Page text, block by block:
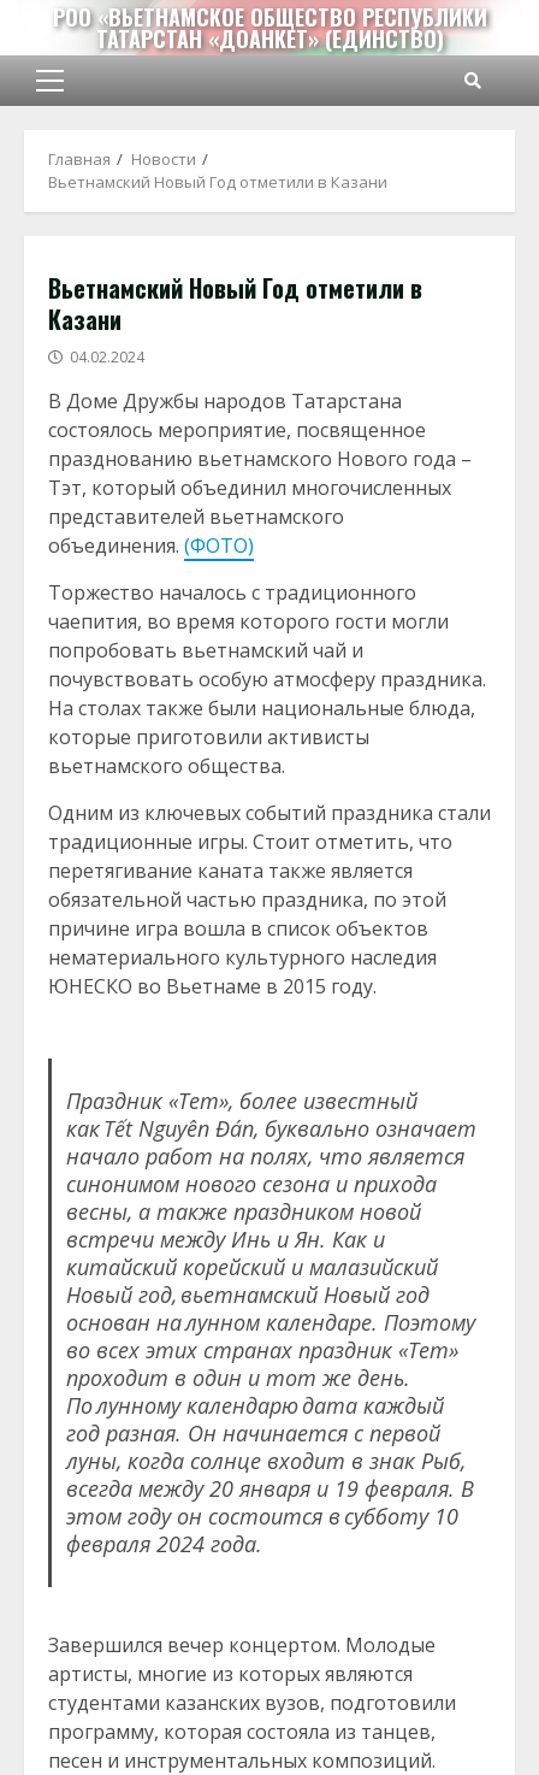
Перейти
содержимому
РОО «ВЬЕТНАМСКОЕ ОБЩЕСТВО РЕСПУБЛИКИ
ТАТАРСТАН «ДОАНКЕТ» (ЕДИНСТВО)
Основное
Главная
Новости
Вьетнамский Новый Год отметили в Казани
Вьетнамский Новый Год отметили в
Казани
04.02.2024
В Доме Дружбы народов Татарстана
состоялось мероприятие, посвященное
празднованию вьетнамского Нового года –
Тэт, который объединил многочисленных
представителей вьетнамского
объединения. (ФОТО)
Торжество началось с традиционного
чаепития, во время которого гости могли
попробовать вьетнамский чай и
почувствовать особую атмосферу праздника.
На столах также были национальные блюда,
которые приготовили активисты
вьетнамского общества.
Одним из ключевых событий праздника стали
традиционные игры. Стоит отметить, что
перетягивание каната также является
обязательной частью праздника, по этой
причине игра вошла в список объектов
нематериального культурного наследия
ЮНЕСКО во Вьетнаме в 2015 году.
Праздник «Тет», более известный
как Tết Nguyên Đán, буквально означает
начало работ на полях, что является
синонимом нового сезона и прихода
весны, а также праздником новой
встречи между Инь и Ян. Как и
китайский корейский и малазийский
Новый год, вьетнамский Новый год
основан на лунном календаре. Поэтому
во всех этих странах праздник «Тет»
проходит в один и тот же день.
По лунному календарю дата каждый
год разная. Он начинается с первой
луны, когда солнце входит в знак Рыб,
всегда между 20 января и 19 февраля. В
этом году он состоится в субботу 10
февраля 2024 года.
Завершился вечер концертом. Молодые
артисты, многие из которых являются
студентами казанских вузов, подготовили
программу, которая состояла из танцев,
песен и инструментальных композиций.